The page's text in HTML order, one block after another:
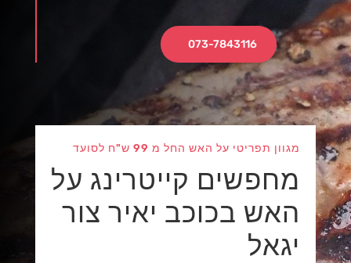
073-7843116
מגוון תפריטי על האש החל מ 99 ש"ח לסועד
מחפשים קייטרינג על
האש בכוכב יאיר צור
יגאל